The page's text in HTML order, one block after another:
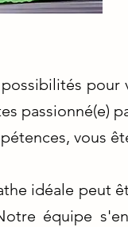
passionné(e)
vous
idéale peut
équipe